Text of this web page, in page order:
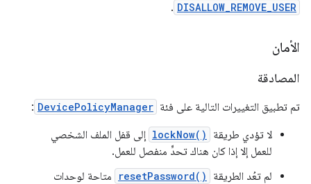
DISALLOW_REMOVE_USER
.
الأمان
المصادقة
تم تطبيق التغييرات التالية على فئة DevicePolicyManager
:
لا تؤدي طريقة
lockNow() إلى قفل الملف الشخصي
للعمل إلا إذا كان هناك تحدٍّ منفصل للعمل.
لم تعُد الطريقة
resetPassword()
متاحة لوحدات